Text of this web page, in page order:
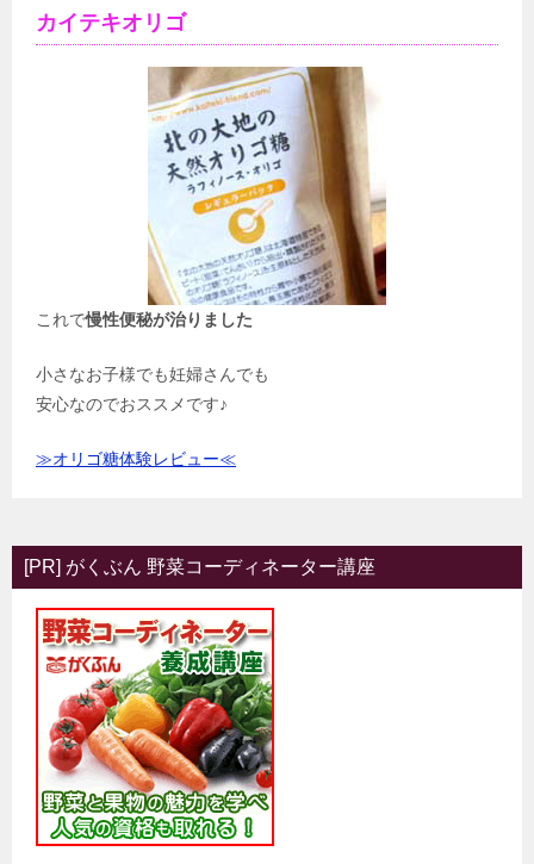
カイテキオリゴ
これで慢性便秘が治りました
小さなお子様でも妊婦さんでも
安心なのでおススメです♪
≫オリゴ糖体験レビュー≪
[PR] がくぶん 野菜コーディネーター講座